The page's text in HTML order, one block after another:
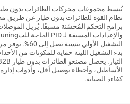
نظام القوة للطائرات بدون طيار عن
التشغيل الأولي
بدء التشغيل اللينة حماية للمكونات من
الأساطيل، وأخطاء توصيل أقل، وأدوات
كفاءة الصيانة.